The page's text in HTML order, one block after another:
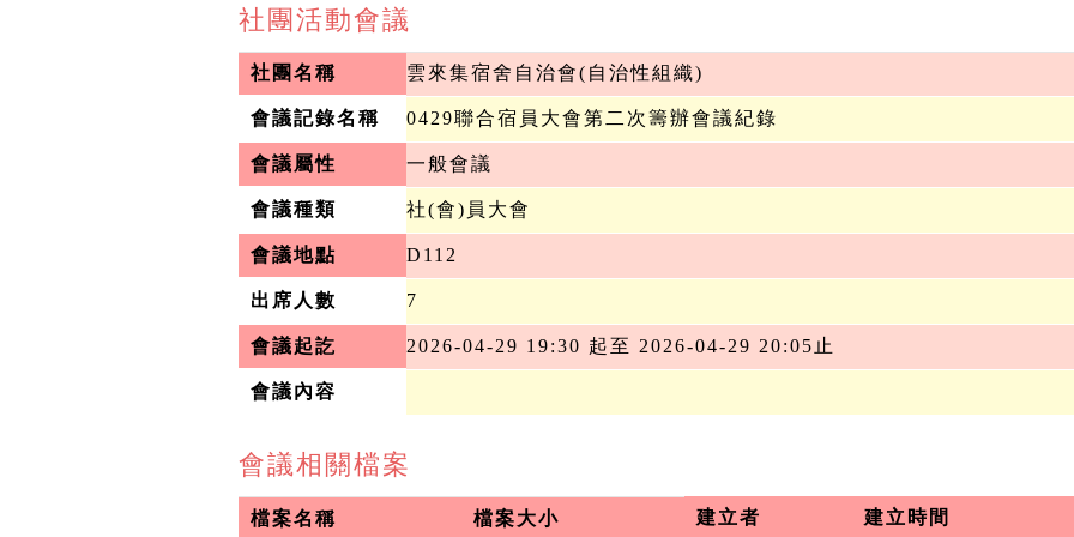
社團活動會議
社團名稱 雲來集宿舍自治會(自治性組織)
會議記錄名稱 0429聯合宿員大會第二次籌辦會議紀錄
會議屬性 一般會議
會議種類 社(會)員大會
會議地點 D112
出席人數 7
會議起訖 2026-04-29 19:30 起至 2026-04-29 20:05止
會議內容
會議相關檔案
檔案名稱 檔案大小 建立者
建立時間